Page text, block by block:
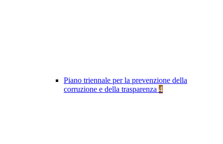
Piano triennale per la prevenzione della
corruzione e della trasparenza 4